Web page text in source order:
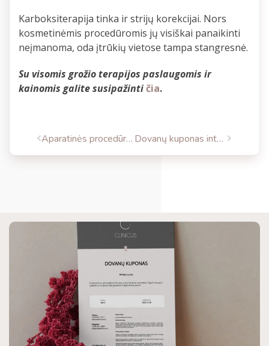
Karboksiterapija tinka ir strijų korekcijai. Nors
kosmetinėmis procedūromis jų visiškai panaikinti
neįmanoma, oda įtrūkių vietose tampa stangresnė.
Su visomis grožio terapijos paslaugomis ir
kainomis galite susipažintičia.
Aparatinės procedūros veidui ir kūnui puoselėti Dovanų kuponas internetu: malonu dovanoti pokyčius!